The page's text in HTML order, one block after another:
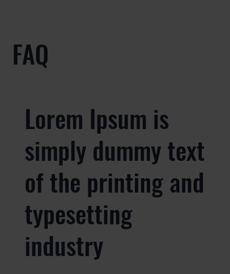
FAQ
Lorem Ipsum is
simply dummy text
of the printing and
typesetting
industry